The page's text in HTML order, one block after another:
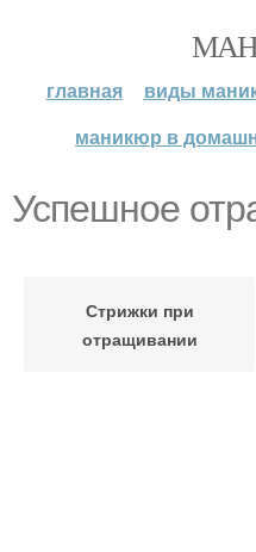
главная виды
маникюр в
Успешное
Стрижки при
отращивании